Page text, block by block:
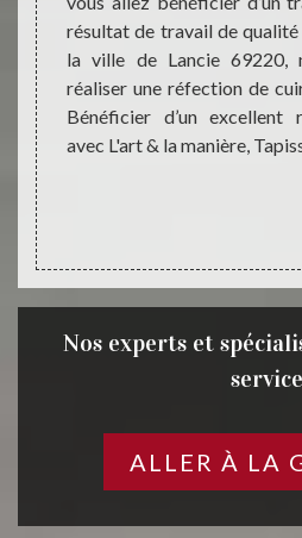
de
69,
de
résultat de travail de
la ville de Lancie 69220,
réaliser une réfection de
Bénéficier d’un excellent
avec L'art & la manière,
Nos experts et
service
ALLER À LA